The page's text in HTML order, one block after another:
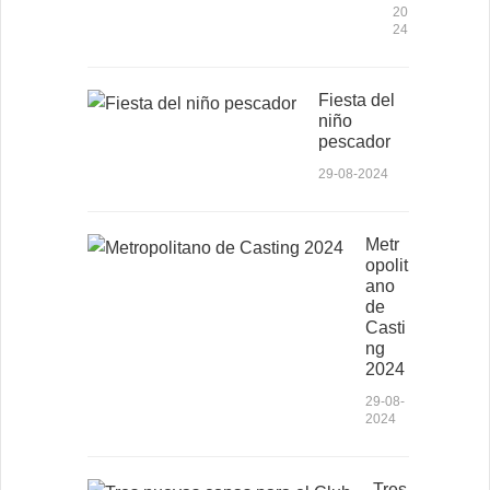
20
24
Fiesta del
niño
pescador
29-08-2024
Metr
opolit
ano
de
Casti
ng
2024
29-08-
2024